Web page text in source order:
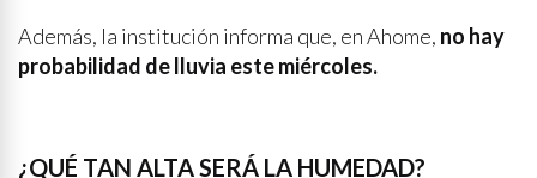
Además, la institución informa que, en Ahome, no hay
probabilidad de lluvia este miércoles.
¿QUÉ TAN ALTA SERÁ LA HUMEDAD?